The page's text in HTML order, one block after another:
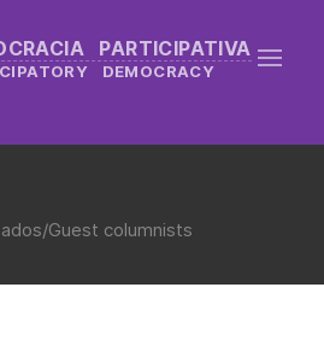
PARTICIPATIVA
DEMOCRACY
Guest columnists